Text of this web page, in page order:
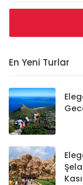
En Yeni Turlar